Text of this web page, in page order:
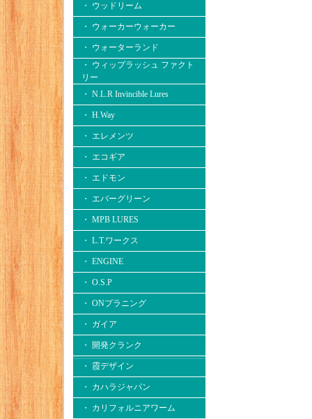
・ ウッドリーム
・ ウォーカーウォーカー
・ ウォーターランド
・ ウィップラッシュ ファクト
リー
・ N.L.R Invincible Lures
・ H.Way
・ エレメンツ
・ エコギア
・ エドモン
・ エバーグリーン
・ MPB LURES
・ L.T.ワークス
・ ENGINE
・ O.S.P
・ ONプラニング
・ ガイア
・ 開発クランク
・ 霞デザイン
・ カハラジャパン
・ カリフォルニアワーム